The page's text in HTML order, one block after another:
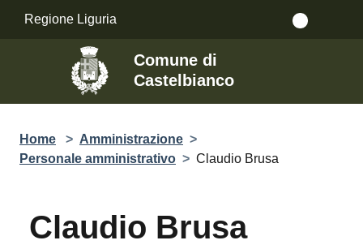
Regione Liguria
Comune di
Castelbianco
Home > Amministrazione >
Personale amministrativo > Claudio Brusa
Claudio Brusa